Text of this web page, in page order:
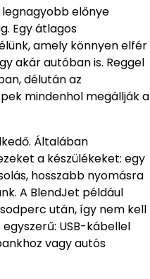
előnye
Egy átlagos
amely könnyen elfér
akár autóban is. Reggel
délután az
mindenhol megállják a
Általában
a készülékeket: egy
hosszabb nyomásra
A BlendJet például
után, így nem kell
USB-kábellel
vagy autós